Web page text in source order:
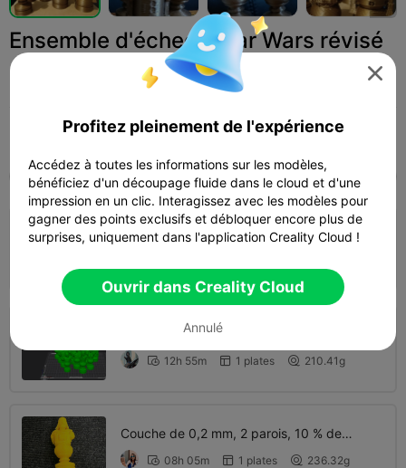
Ensemble d'échecs Star Wars révisé
Print Settings (4) Add Jouets et jeux 
Tous K2 Plus K2 Pro K2 K2 SE
Couche de 0,2 mm, 3 parois, 15 % de

Couche de 0,2 mm, 2 parois, 10 % de
remplissage
 12h 55m  1 plates  210.41g
Couche de 0,2 mm, 2 parois, 10 % de
remplissage
 08h 05m  1 plates  236.32g

Profitez pleinement de l'expérience
Accédez à toutes les informations sur les modèles,
bénéficiez d'un découpage fluide dans le cloud et d'une
impression en un clic. Interagissez avec les modèles pour
gagner des points exclusifs et débloquer encore plus de
surprises, uniquement dans l'application Creality Cloud !
Ouvrir dans Creality Cloud
Annulé